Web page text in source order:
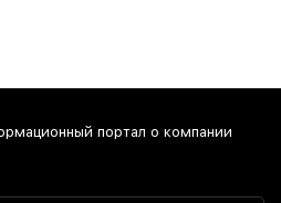
портал о компании